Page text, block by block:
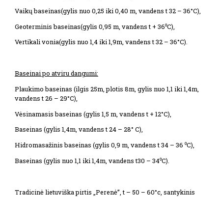
Vaikų baseinas(gylis nuo 0,25 iki 0,40 m, vandens t 32 – 36°C),
Geoterminis baseinas(gylis 0,95 m, vandens t + 36⁰C),
Vertikali vonia(gylis nuo 1,4 iki 1,9m, vandens t 32 – 36°C).
Baseinai po atviru dangumi:
Plaukimo baseinas (ilgis 25m, plotis 8m, gylis nuo 1,1 iki 1,4m,
vandens t 26 – 29°C),
Vėsinamasis baseinas (gylis 1,5 m, vandens t + 12°C),
Baseinas (gylis 1,4m, vandens t 24 – 28° C),
Hidromasažinis baseinas (gylis 0,9 m, vandens t 34 – 36 ⁰C),
Baseinas (gylis nuo 1,1 iki 1,4m, vandens t30 – 34⁰C).
Tradicinė lietuviška pirtis „Perenė”, t – 50 – 60°c, santykinis